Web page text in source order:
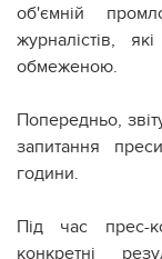
об'ємній
журналістів,
обмеженою.
Попередньо,
запитання
години.
Під час прес-
конкретні